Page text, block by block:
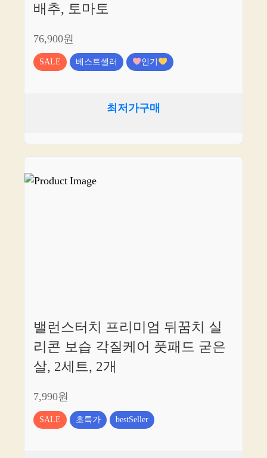
배추, 토마토
76,900원
SALE 베스트셀러 인기
최저가구매
밸런스터치 프리미엄 뒤꿈치 실
리콘 보습 각질케어 풋패드 굳은
살, 2세트, 2개
7,990원
SALE 초특가 bestSeller